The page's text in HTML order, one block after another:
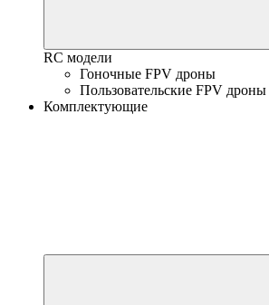
RC модели
Гоночные FPV дроны
Пользовательские FPV дроны
Комплектующие